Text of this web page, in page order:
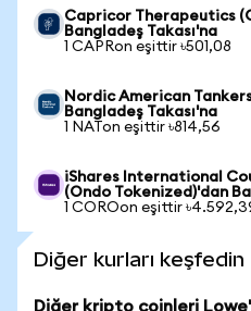
Capricor Therapeutics
Bangladeş Takası'na
1 CAPRon eşittir ৳501,08
Nordic American
Bangladeş Takası'na
1 NATon eşittir ৳814,56
iShares International
(Ondo Tokenized)'dan
1 COROon eşittir
Diğer kurları keşfedin
Diğer kripto coinleri